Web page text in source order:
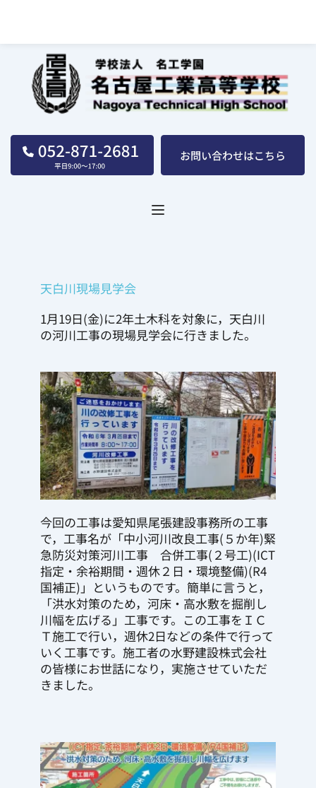
天白川現場見学会
1月19日(金)に2年土木科を対象に，天白川
の河川工事の現場見学会に行きました。
今回の工事は愛知県尾張建設事務所の工事
で，工事名が「中小河川改良工事(５か年)緊
急防災対策河川工事　合併工事(２号工)(ICT
指定・余裕期間・週休２日・環境整備)(R4
国補正)」というものです。簡単に言うと，
「洪水対策のため，河床・高水敷を掘削し
川幅を広げる」工事です。この工事をＩＣ
Ｔ施工で行い，週休2日などの条件で行って
いく工事です。施工者の水野建設株式会社
の皆様にお世話になり，実施させていただ
きました。